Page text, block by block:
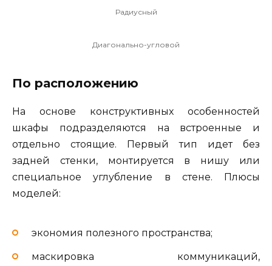
Радиусный
Диагонально-угловой
По расположению
На основе конструктивных особенностей
шкафы подразделяются на встроенные и
отдельно стоящие. Первый тип идет без
задней стенки, монтируется в нишу или
специальное углубление в стене. Плюсы
моделей:
экономия полезного пространства;
маскировка коммуникаций,